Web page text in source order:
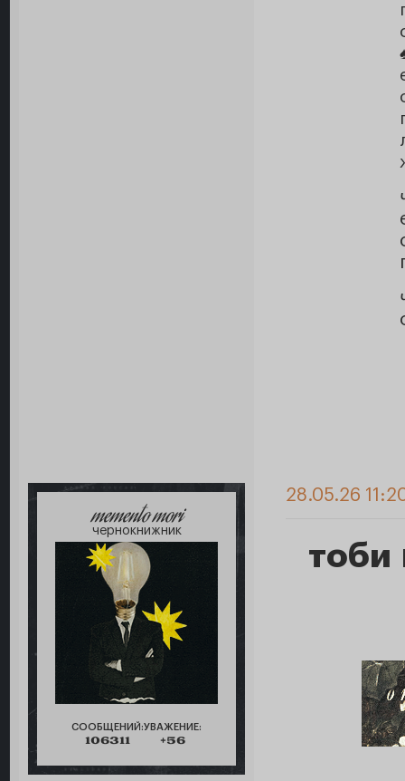
memento mori
чернокнижник
СООБЩЕНИЙ:
106311
УВАЖЕНИЕ:
+56
28.05.26
тоби